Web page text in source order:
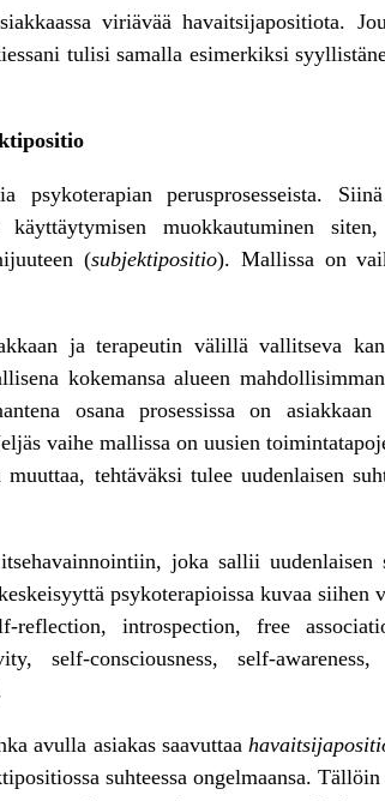
viriävää havaitsijapositiota.
tulisi samalla esimerkiksi
perusprosesseista.
muokkautuminen
(subjektipositio). Mallissa on
ja terapeutin välillä vallitseva
kokemansa alueen
osana prosessissa on
vaihe mallissa on uusien
tehtäväksi tulee uudenlaisen
joka sallii uudenlaisen
psykoterapioissa kuvaa
reflection, introspection, free
self-consciousness, self-
avulla asiakas saavuttaa
suhteessa ongelmaansa.